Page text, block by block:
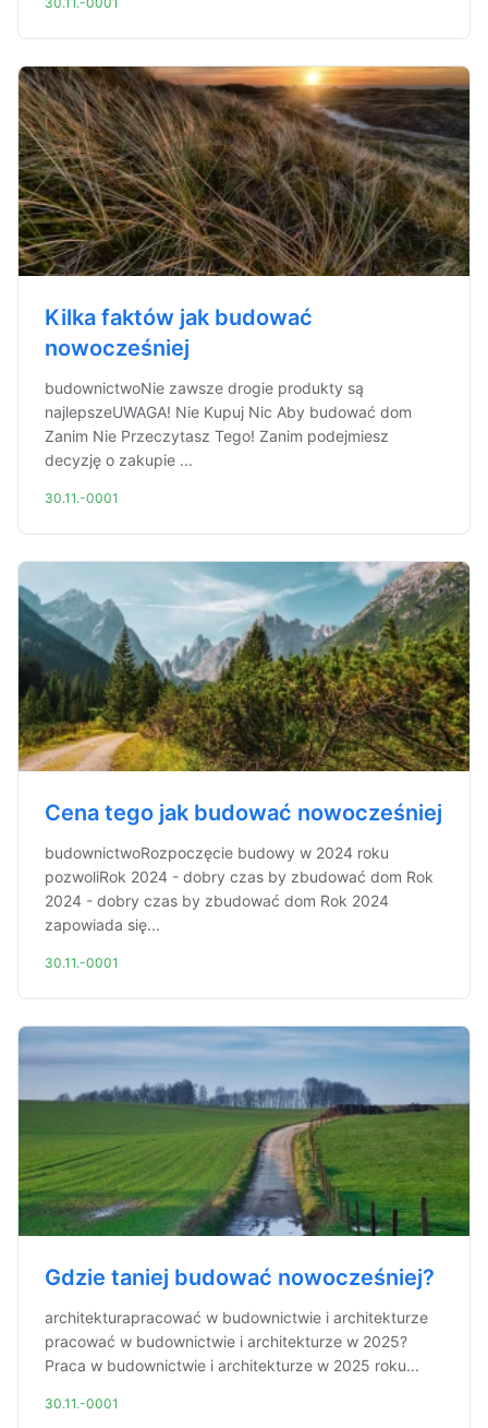
Kilka faktów jak budować
nowocześniej
budownictwoNie zawsze drogie produkty są
najlepszeUWAGA! Nie Kupuj Nic Aby budować dom
Zanim Nie Przeczytasz Tego! Zanim podejmiesz
decyzję o zakupie ...
30.11.-0001
Cena tego jak budować nowocześniej
budownictwoRozpoczęcie budowy w 2024 roku
pozwoliRok 2024 - dobry czas by zbudować dom Rok
2024 - dobry czas by zbudować dom Rok 2024
zapowiada się...
30.11.-0001
Gdzie taniej budować nowocześniej?
architekturapracować w budownictwie i architekturze
pracować w budownictwie i architekturze w 2025?
Praca w budownictwie i architekturze w 2025 roku...
30.11.-0001